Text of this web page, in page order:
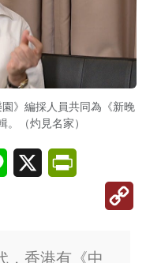
》編採人員共同為《新晚
。（灼見名家）
Line X
，香港有《中